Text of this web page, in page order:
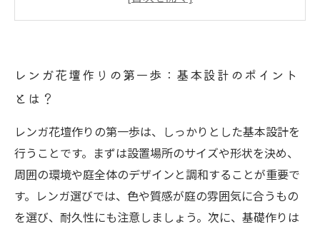
基礎作りから組み立てまで：レンガ花壇施工の
法
完成後も安心！レンガ花壇の長持ちメンテナン
ス術
初めてのレンガ花壇でも安心！外構工事の基本
から応用まで
理想の庭造りを実現するレンガ花壇の魅力と活
用法
レンガ花壇作りの第一歩：基本設計のポイント
とは？
レンガ花壇作りの第一歩は、しっかりとした基本設計を
行うことです。まずは設置場所のサイズや形状を決め、
周囲の環境や庭全体のデザインと調和することが重要で
す。レンガ選びでは、色や質感が庭の雰囲気に合うもの
を選び、耐久性にも注意しましょう。次に、基礎作りは